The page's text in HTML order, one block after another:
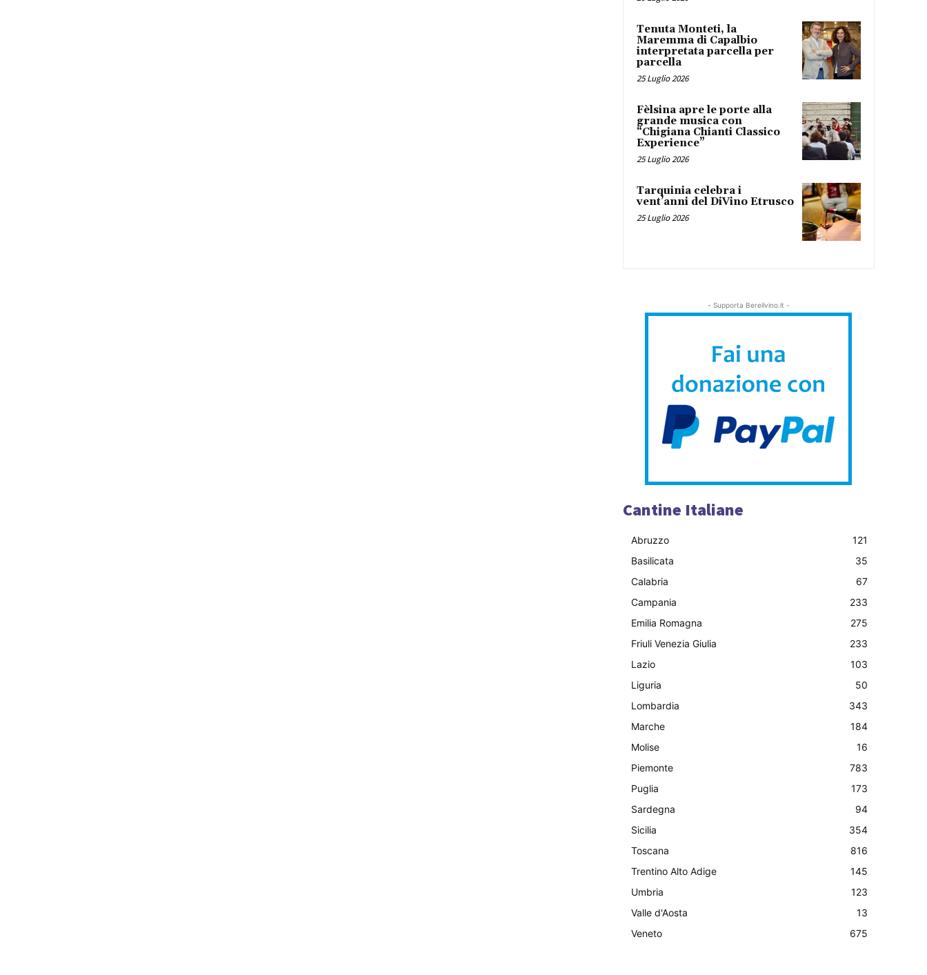
Tenuta Monteti, la
Maremma di Capalbio
interpretata parcella per
parcella
25 Luglio 2026
Fèlsina apre le porte alla
grande musica con
“Chigiana Chianti Classico
Experience”
25 Luglio 2026
Tarquinia celebra i
vent’anni del DiVino Etrusco
25 Luglio 2026
- Supporta Bereilvino.it -
Cantine Italiane
Abruzzo
121
Basilicata
35
Calabria
67
Campania
233
Emilia Romagna
275
Friuli Venezia Giulia
233
Lazio
103
Liguria
50
Lombardia
343
Marche
184
Molise
16
Piemonte
783
Puglia
173
Sardegna
94
Sicilia
354
Toscana
816
Trentino Alto Adige
145
Umbria
123
Valle d'Aosta
13
Veneto
675